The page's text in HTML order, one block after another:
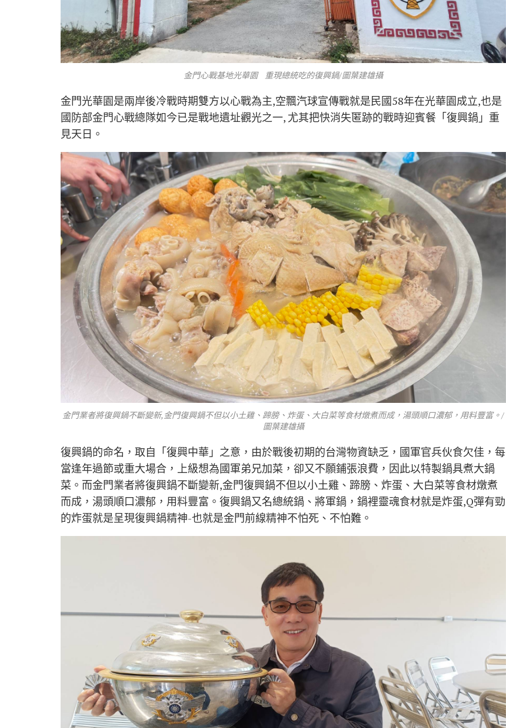
金門心戰基地光華園 重現總統吃的復興鍋/圖葉建雄攝
金門光華園是兩岸後冷戰時期雙方以心戰為主,空飄汽球宣傳戰就是民國58年在光華園成立,也是
國防部金門心戰總隊如今已是戰地遺址觀光之一, 尤其把快消失匿跡的戰時迎賓餐「復興鍋」重
見天日。
金門業者將復興鍋不斷變新,金門復興鍋不但以小土雞、蹄膀、炸蛋、大白菜等食材燉煮而成，湯頭順口濃郁，用料豐富。/
圖葉建雄攝
復興鍋的命名，取自「復興中華」之意，由於戰後初期的台灣物資缺乏，國軍官兵伙食欠佳，每
當逢年過節或重大場合，上級想為國軍弟兄加菜，卻又不願鋪張浪費，因此以特製鍋具煮大鍋
菜。而金門業者將復興鍋不斷變新,金門復興鍋不但以小土雞、蹄膀、炸蛋、大白菜等食材燉煮
而成，湯頭順口濃郁，用料豐富。復興鍋又名總統鍋、將軍鍋，鍋裡靈魂食材就是炸蛋,Q彈有勁
的炸蛋就是呈現復興鍋精神-也就是金門前線精神不怕死、不怕難。